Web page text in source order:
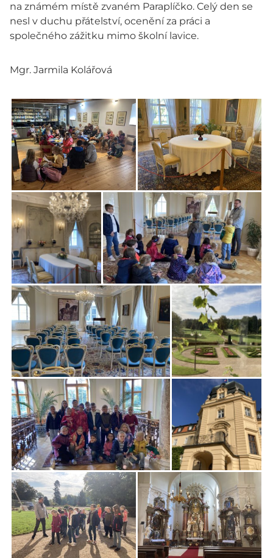
na známém místě zvaném Paraplíčko. Celý den se
nesl v duchu přátelství, ocenění za práci a
společného zážitku mimo školní lavice.
Mgr. Jarmila Kolářová